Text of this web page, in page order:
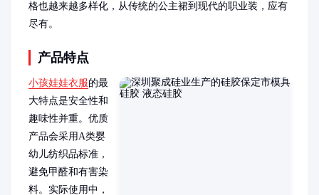
格也越来越多样化，从传统的公主裙到现代的职业装，应有
尽有。
产品特点
小孩娃娃衣服的最
大特点是安全性和
趣味性并重。优质
产品会采用A类婴
幼儿纺织品标准，
避免甲醛和有害染
料。实际使用中，